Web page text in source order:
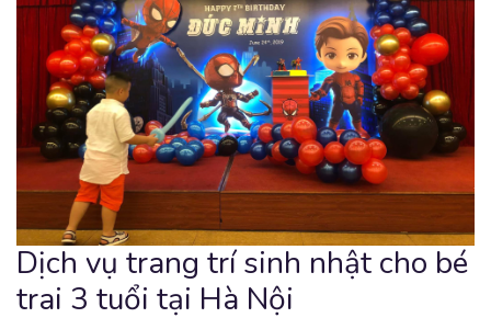
Dịch vụ trang trí sinh nhật cho bé
trai 3 tuổi tại Hà Nội